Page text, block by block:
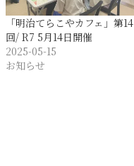
「明治てらこやカフェ」第14
回/ R7 5月14日開催
2025-05-15
お知らせ